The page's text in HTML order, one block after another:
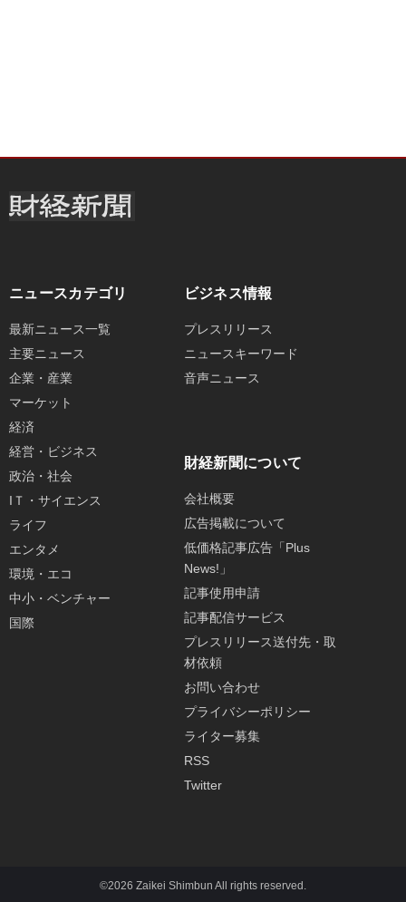
ニュースカテゴリ
最新ニュース一覧
主要ニュース
企業・産業
マーケット
経済
経営・ビジネス
政治・社会
IＴ・サイエンス
ライフ
エンタメ
環境・エコ
中小・ベンチャー
国際
ビジネス情報
プレスリリース
ニュースキーワード
音声ニュース
財経新聞について
会社概要
広告掲載について
低価格記事広告「Plus
News!」
記事使用申請
記事配信サービス
プレスリリース送付先・取
材依頼
お問い合わせ
プライバシーポリシー
ライター募集
RSS
Twitter
©2026 Zaikei Shimbun All rights reserved.